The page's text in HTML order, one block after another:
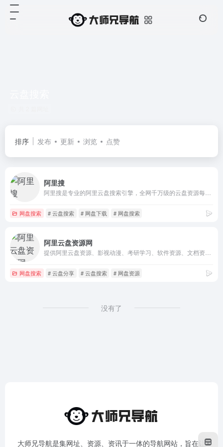
排序 发布 更新 浏览 点赞
阿里搜
网盘搜索 # 云盘搜索 # 网盘下载 # 网盘搜索
阿里云盘资源网
网盘搜索 # 云盘分享 # 云盘搜索 # 网盘资源
没有了
大师兄导航是集网址、资源、资讯于一体的导航网站，旨在让